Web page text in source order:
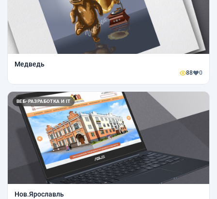
Медведь
88 0
ВЕБ-РАЗРАБОТКА И IT
Нов.Ярославль